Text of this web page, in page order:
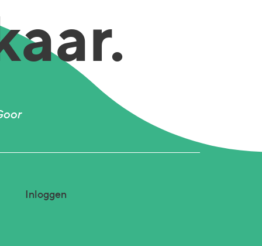
Inloggen